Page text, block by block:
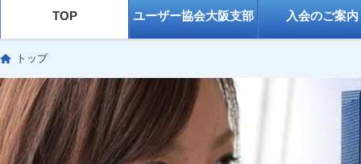
TOP ユーザー協会大阪支部 入会のご案内
トップ